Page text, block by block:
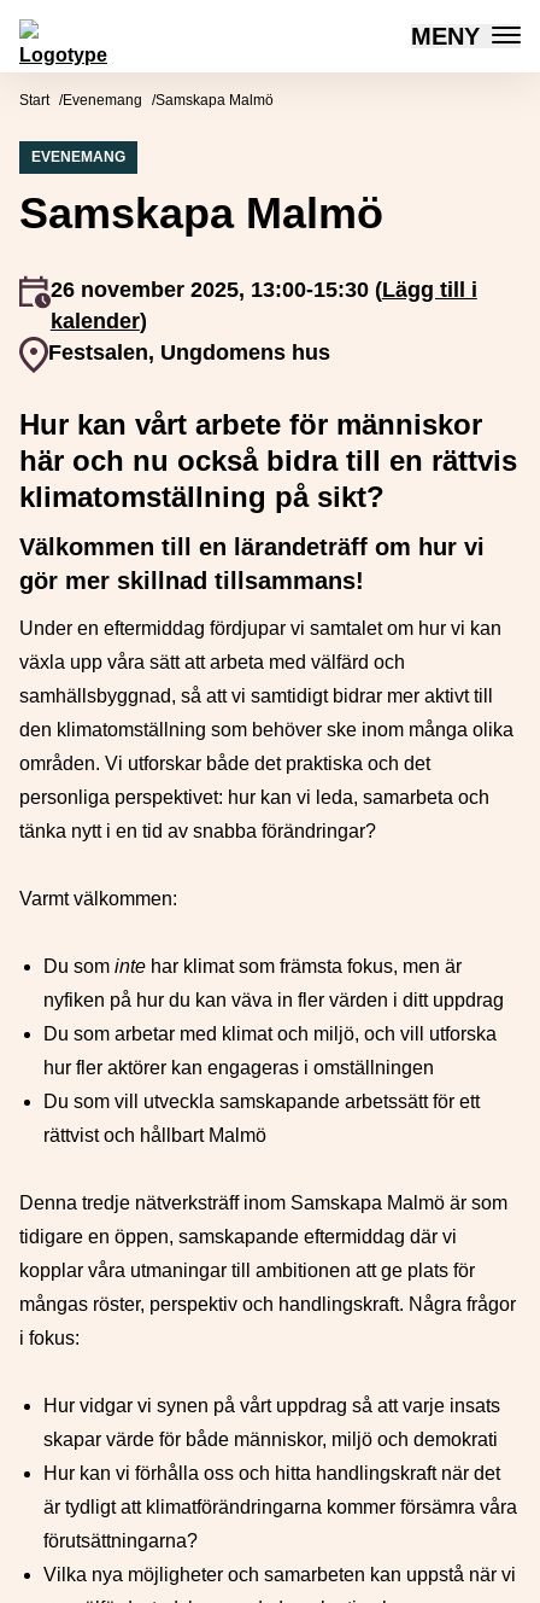
Hoppa till innehåll
Mötesplatsen Social Innovation MENY
Start Evenemang Samskapa Malmö
EVENEMANG
Samskapa Malmö
Event inträffar
26 november 2025, 13:00-15:30 (Lägg till i
kalender)
Event plats
Festsalen, Ungdomens hus
Hur kan vårt arbete för människor
här och nu också bidra till en rättvis
klimatomställning på sikt?
Välkommen till en lärandeträff om hur vi
gör mer skillnad tillsammans!
Under en eftermiddag fördjupar vi samtalet om hur vi kan
växla upp våra sätt att arbeta med välfärd och
samhällsbyggnad, så att vi samtidigt bidrar mer aktivt till
den klimatomställning som behöver ske inom många olika
områden. Vi utforskar både det praktiska och det
personliga perspektivet: hur kan vi leda, samarbeta och
tänka nytt i en tid av snabba förändringar?
Varmt välkommen:
Du som inte har klimat som främsta fokus, men är
nyfiken på hur du kan väva in fler värden i ditt uppdrag
Du som arbetar med klimat och miljö, och vill utforska
hur fler aktörer kan engageras i omställningen
Du som vill utveckla samskapande arbetssätt för ett
rättvist och hållbart Malmö
Denna tredje nätverksträff inom Samskapa Malmö är som
tidigare en öppen, samskapande eftermiddag där vi
kopplar våra utmaningar till ambitionen att ge plats för
mångas röster, perspektiv och handlingskraft. Några frågor
i fokus:
Hur vidgar vi synen på vårt uppdrag så att varje insats
skapar värde för både människor, miljö och demokrati
Hur kan vi förhålla oss och hitta handlingskraft när det
är tydligt att klimatförändringarna kommer försämra våra
förutsättningarna?
Vilka nya möjligheter och samarbeten kan uppstå när vi